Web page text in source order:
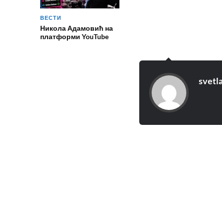
ВЕСТИ
Никола Адамовић на
платформи YouTube